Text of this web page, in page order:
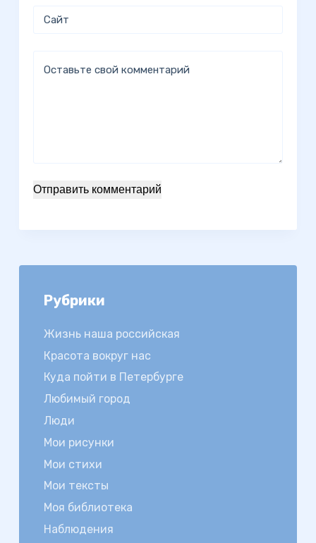
Сайт
Оставьте свой комментарий
Отправить комментарий
Рубрики
Жизнь наша российская
Красота вокруг нас
Куда пойти в Петербурге
Любимый город
Люди
Мои рисунки
Мои стихи
Мои тексты
Моя библиотека
Наблюдения